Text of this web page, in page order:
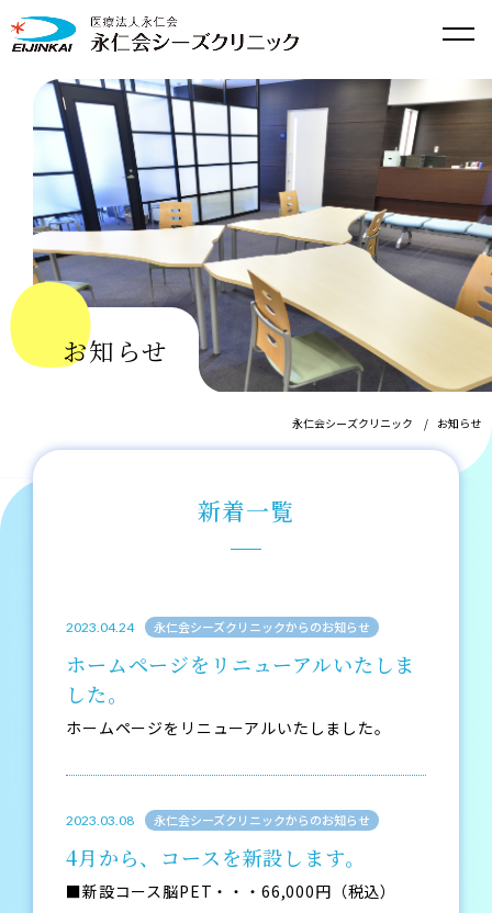
お知らせ
永仁会シーズクリニック お知らせ
新着一覧
2023.04.24 永仁会シーズクリニックからのお知らせ
ホームページをリニューアルいたしま
した。
ホームページをリニューアルいたしました。
2023.03.08 永仁会シーズクリニックからのお知らせ
4月から、コースを新設します。
■新設コース脳PET・・・66,000円（税込）